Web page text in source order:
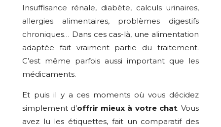
Insuffisance rénale, diabète, calculs urinaires,
allergies alimentaires, problèmes digestifs
chroniques… Dans ces cas-là, une alimentation
adaptée fait vraiment partie du traitement.
C’est même parfois aussi important que les
médicaments.
Et puis il y a ces moments où vous décidez
simplement d’offrir mieux à votre chat. Vous
avez lu les étiquettes, fait un comparatif des